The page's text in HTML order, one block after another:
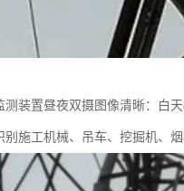
装置昼夜双摄图像清晰：白
施工机械、吊车、挖掘机、